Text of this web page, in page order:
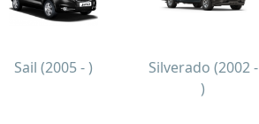
Sail (2005 - )
Silverado (2002 -
)